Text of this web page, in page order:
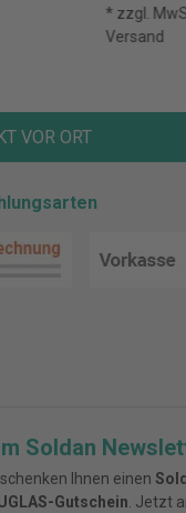
* zzgl.
Versand
VOR ORT
Soldan
Ihnen einen
Gutschein . Jetzt